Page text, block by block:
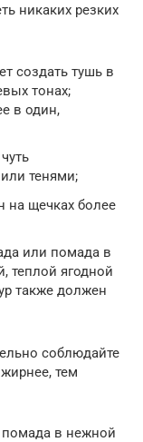
никаких резких
создать тушь в
тонах;
в один,
тенями;
на щечках более
или помада в
теплой ягодной
также должен
соблюдайте
тем
в нежной